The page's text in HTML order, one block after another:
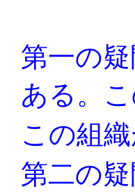
第一の
ある。
この組
第二の